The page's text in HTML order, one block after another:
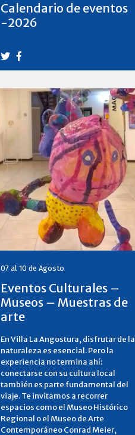
Calendario de eventos
-2026
07 al 10 de Agosto
Eventos Culturales –
Museos – Muestras de
arte
En Villa La Angostura, disfrutar de la
naturaleza es esencial. Pero la
experiencia no termina ahí:
conectarse con su cultura local
también es parte fundamental del
viaje. Te invitamos a recorrer
espacios como el Museo Histórico
Regional o el Museo de Arte
Contemporáneo Conrad Meier,